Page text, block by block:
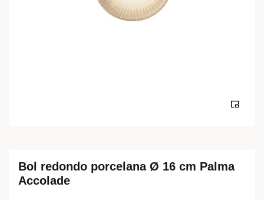
Bol redondo porcelana Ø 16 cm Palma
Accolade